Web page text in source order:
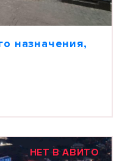
назначения,
НЕТ В АВИТО